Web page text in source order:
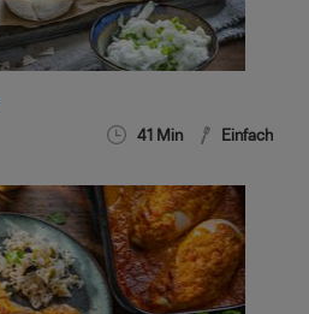
41 Min Einfach